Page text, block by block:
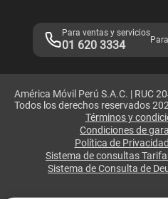
Para ventas y servicios
01 620 3334
América Móvil Perú S.A.C. | RUC
Todos los derechos reservados
Términos y
Condiciones de
Política de Privacidad
Sistema de consultas
Sistema de Consulta de